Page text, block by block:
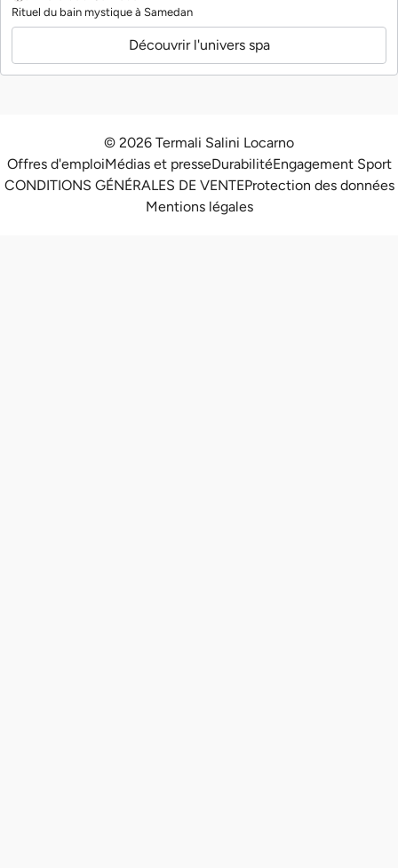
Rituel du bain mystique à Samedan
Découvrir l'univers spa
© 2026 Termali Salini Locarno
Offres d'emploiMédias et presseDurabilitéEngagement Sport
CONDITIONS GÉNÉRALES DE VENTEProtection des données
Mentions légales